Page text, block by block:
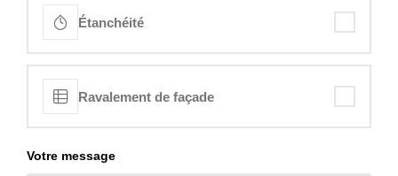
Étanchéité
Ravalement de façade
Votre message